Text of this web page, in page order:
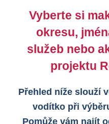
Vyberte si
okresu,
služeb nebo
projektu
Přehled níže slouží
vodítko při
Pomůže vám najít